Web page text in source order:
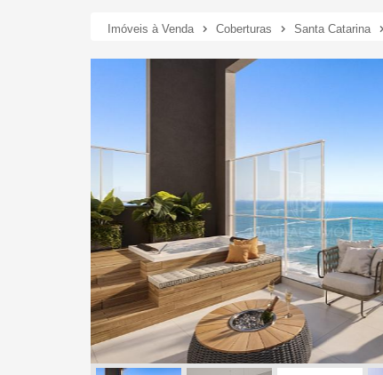
Imóveis à Venda Coberturas Santa Catarina